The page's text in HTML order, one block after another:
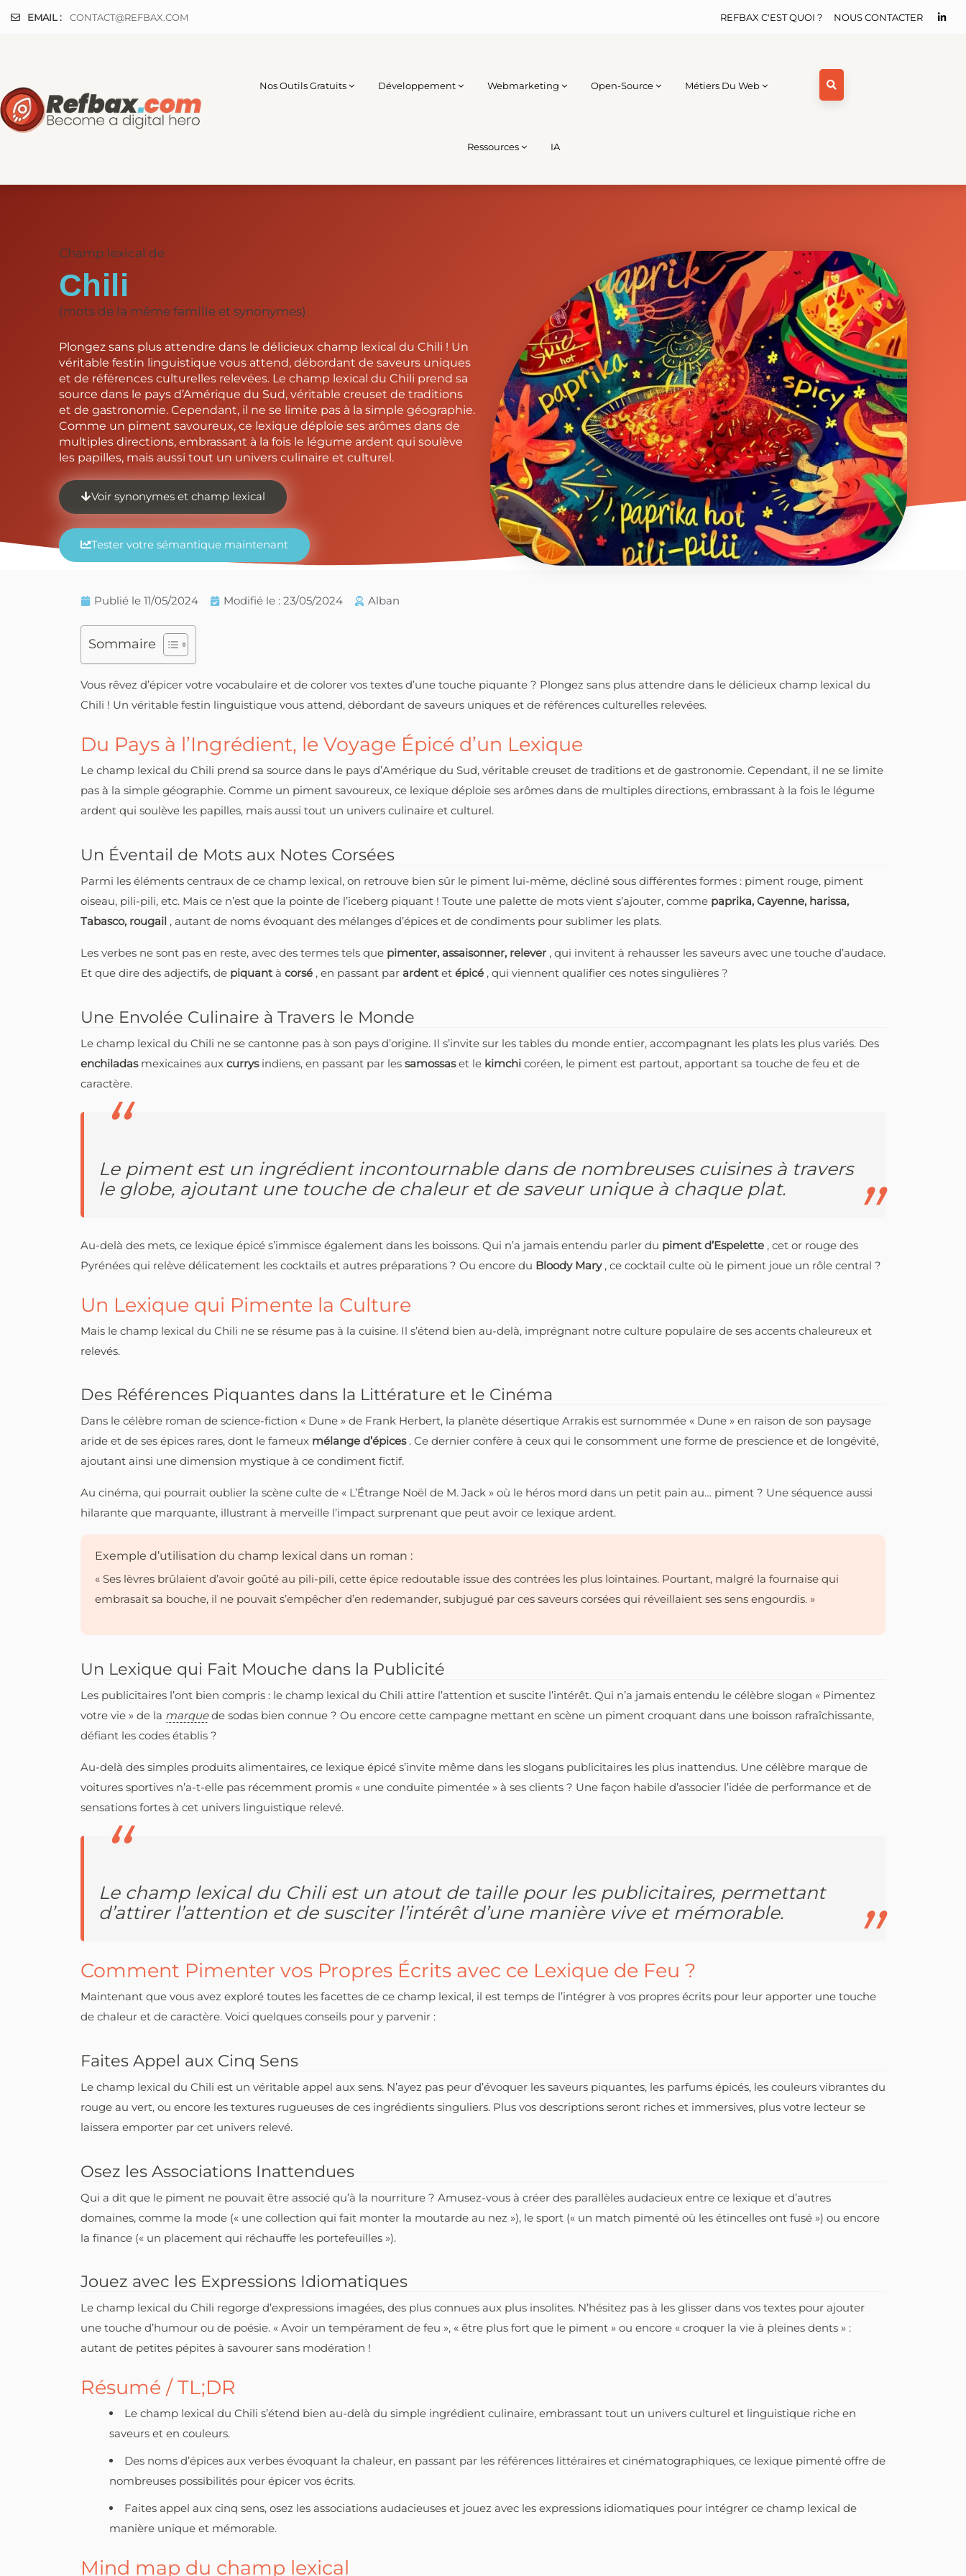
EMAIL : CONTACT@REFBAX.COM NOUS CONTACTER
REFBAX C'EST QUOI ?
Nos Outils Gratuits Développement Webmarketing Open-Source Métiers Du Web
Ressources IA
Champ lexical de
Chili
(mots de la même famille et synonymes)
Plongez sans plus attendre dans le délicieux champ lexical du Chili ! Un
véritable festin linguistique vous attend, débordant de saveurs uniques
et de références culturelles relevées. Le champ lexical du Chili prend sa
source dans le pays d’Amérique du Sud, véritable creuset de traditions
et de gastronomie. Cependant, il ne se limite pas à la simple géographie.
Comme un piment savoureux, ce lexique déploie ses arômes dans de
multiples directions, embrassant à la fois le légume ardent qui soulève
les papilles, mais aussi tout un univers culinaire et culturel.
Voir synonymes et champ lexical
Tester votre sémantique maintenant
Publié le 11/05/2024 Modifié le : 23/05/2024 Alban
Sommaire
Vous rêvez d’épicer votre vocabulaire et de colorer vos textes d’une touche piquante ? Plongez sans plus attendre dans le délicieux champ lexical du
Chili ! Un véritable festin linguistique vous attend, débordant de saveurs uniques et de références culturelles relevées.
Du Pays à l’Ingrédient, le Voyage Épicé d’un Lexique
Le champ lexical du Chili prend sa source dans le pays d’Amérique du Sud, véritable creuset de traditions et de gastronomie. Cependant, il ne se limite
pas à la simple géographie. Comme un piment savoureux, ce lexique déploie ses arômes dans de multiples directions, embrassant à la fois le légume
ardent qui soulève les papilles, mais aussi tout un univers culinaire et culturel.
Un Éventail de Mots aux Notes Corsées
Parmi les éléments centraux de ce champ lexical, on retrouve bien sûr le piment lui-même, décliné sous différentes formes : piment rouge, piment
oiseau, pili-pili, etc. Mais ce n’est que la pointe de l’iceberg piquant ! Toute une palette de mots vient s’ajouter, comme paprika, Cayenne, harissa,
Tabasco, rougail , autant de noms évoquant des mélanges d’épices et de condiments pour sublimer les plats.
Les verbes ne sont pas en reste, avec des termes tels que pimenter, assaisonner, relever , qui invitent à rehausser les saveurs avec une touche d’audace.
Et que dire des adjectifs, de piquant à corsé , en passant par ardent et épicé , qui viennent qualifier ces notes singulières ?
Une Envolée Culinaire à Travers le Monde
Le champ lexical du Chili ne se cantonne pas à son pays d’origine. Il s’invite sur les tables du monde entier, accompagnant les plats les plus variés. Des
enchiladas mexicaines aux currys indiens, en passant par les samossaset le kimchi coréen, le piment est partout, apportant sa touche de feu et de
caractère.
Le piment est un ingrédient incontournable dans de nombreuses cuisines à travers
le globe, ajoutant une touche de chaleur et de saveur unique à chaque plat.
Au-delà des mets, ce lexique épicé s’immisce également dans les boissons. Qui n’a jamais entendu parler du piment d’Espelette , cet or rouge des
Pyrénées qui relève délicatement les cocktails et autres préparations ? Ou encore du Bloody Mary , ce cocktail culte où le piment joue un rôle central ?
Un Lexique qui Pimente la Culture
Mais le champ lexical du Chili ne se résume pas à la cuisine. Il s’étend bien au-delà, imprégnant notre culture populaire de ses accents chaleureux et
relevés.
Des Références Piquantes dans la Littérature et le Cinéma
Dans le célèbre roman de science-fiction « Dune » de Frank Herbert, la planète désertique Arrakis est surnommée « Dune » en raison de son paysage
aride et de ses épices rares, dont le fameux mélange d’épices . Ce dernier confère à ceux qui le consomment une forme de prescience et de longévité,
ajoutant ainsi une dimension mystique à ce condiment fictif.
Au cinéma, qui pourrait oublier la scène culte de « L’Étrange Noël de M. Jack » où le héros mord dans un petit pain au… piment ? Une séquence aussi
hilarante que marquante, illustrant à merveille l’impact surprenant que peut avoir ce lexique ardent.
Exemple d’utilisation du champ lexical dans un roman :
« Ses lèvres brûlaient d’avoir goûté au pili-pili, cette épice redoutable issue des contrées les plus lointaines. Pourtant, malgré la fournaise qui
embrasait sa bouche, il ne pouvait s’empêcher d’en redemander, subjugué par ces saveurs corsées qui réveillaient ses sens engourdis. »
Un Lexique qui Fait Mouche dans la Publicité
Les publicitaires l’ont bien compris : le champ lexical du Chili attire l’attention et suscite l’intérêt. Qui n’a jamais entendu le célèbre slogan « Pimentez
votre vie » de la marquede sodas bien connue ? Ou encore cette campagne mettant en scène un piment croquant dans une boisson rafraîchissante,
défiant les codes établis ?
Au-delà des simples produits alimentaires, ce lexique épicé s’invite même dans les slogans publicitaires les plus inattendus. Une célèbre marque de
voitures sportives n’a-t-elle pas récemment promis « une conduite pimentée » à ses clients ? Une façon habile d’associer l’idée de performance et de
sensations fortes à cet univers linguistique relevé.
Le champ lexical du Chili est un atout de taille pour les publicitaires, permettant
d’attirer l’attention et de susciter l’intérêt d’une manière vive et mémorable.
Comment Pimenter vos Propres Écrits avec ce Lexique de Feu ?
Maintenant que vous avez exploré toutes les facettes de ce champ lexical, il est temps de l’intégrer à vos propres écrits pour leur apporter une touche
de chaleur et de caractère. Voici quelques conseils pour y parvenir :
Faites Appel aux Cinq Sens
Le champ lexical du Chili est un véritable appel aux sens. N’ayez pas peur d’évoquer les saveurs piquantes, les parfums épicés, les couleurs vibrantes du
rouge au vert, ou encore les textures rugueuses de ces ingrédients singuliers. Plus vos descriptions seront riches et immersives, plus votre lecteur se
laissera emporter par cet univers relevé.
Osez les Associations Inattendues
Qui a dit que le piment ne pouvait être associé qu’à la nourriture ? Amusez-vous à créer des parallèles audacieux entre ce lexique et d’autres
domaines, comme la mode (« une collection qui fait monter la moutarde au nez »), le sport (« un match pimenté où les étincelles ont fusé ») ou encore
la finance (« un placement qui réchauffe les portefeuilles »).
Jouez avec les Expressions Idiomatiques
Le champ lexical du Chili regorge d’expressions imagées, des plus connues aux plus insolites. N’hésitez pas à les glisser dans vos textes pour ajouter
une touche d’humour ou de poésie. « Avoir un tempérament de feu », « être plus fort que le piment » ou encore « croquer la vie à pleines dents » :
autant de petites pépites à savourer sans modération !
Résumé / TL;DR
Le champ lexical du Chili s’étend bien au-delà du simple ingrédient culinaire, embrassant tout un univers culturel et linguistique riche en
saveurs et en couleurs.
Des noms d’épices aux verbes évoquant la chaleur, en passant par les références littéraires et cinématographiques, ce lexique pimenté offre de
nombreuses possibilités pour épicer vos écrits.
Faites appel aux cinq sens, osez les associations audacieuses et jouez avec les expressions idiomatiques pour intégrer ce champ lexical de
manière unique et mémorable.
Mind map du champ lexical